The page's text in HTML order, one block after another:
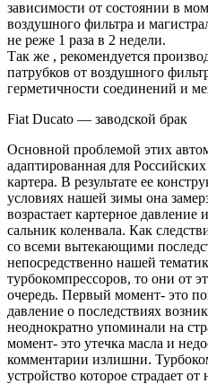
зависимости от состоянии в
воздушного фильтра и
не реже 1 раза в 2 недели.
Так же , рекомендуется
патрубков от воздушного
герметичности соединений и
Fiat Ducato — заводской брак
Основной проблемой этих
адаптированная для
картера. В результате ее
условиях нашей зимы она
возрастает картерное
сальник коленвала. Как
со всеми вытекающими
непосредственно нашей
турбокомпрессоров, то они от
очередь. Первый момент- это
давление о последствиях
неоднократно упоминали на
момент- это утечка масла и
комментарии излишни.
устройство которое страдает